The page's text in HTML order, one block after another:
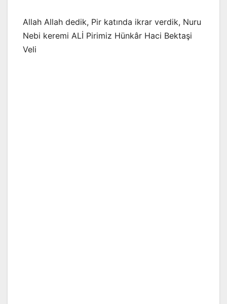
Allah Allah dedik, Pir katında ikrar verdik, Nuru
Nebi keremi ALİ Pirimiz Hünkâr Haci Bektaşi
Veli